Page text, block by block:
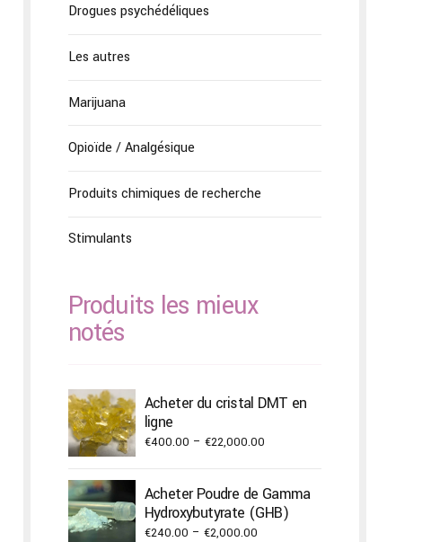
Drogues psychédéliques
Les autres
Marijuana
Opioïde / Analgésique
Produits chimiques de recherche
Stimulants
Produits les mieux
notés
Acheter du cristal DMT en
ligne
€400.00 – €22,000.00Price
through
Acheter Poudre de Gamma
Hydroxybutyrate (GHB)
€240.00 – €2,000.00Price